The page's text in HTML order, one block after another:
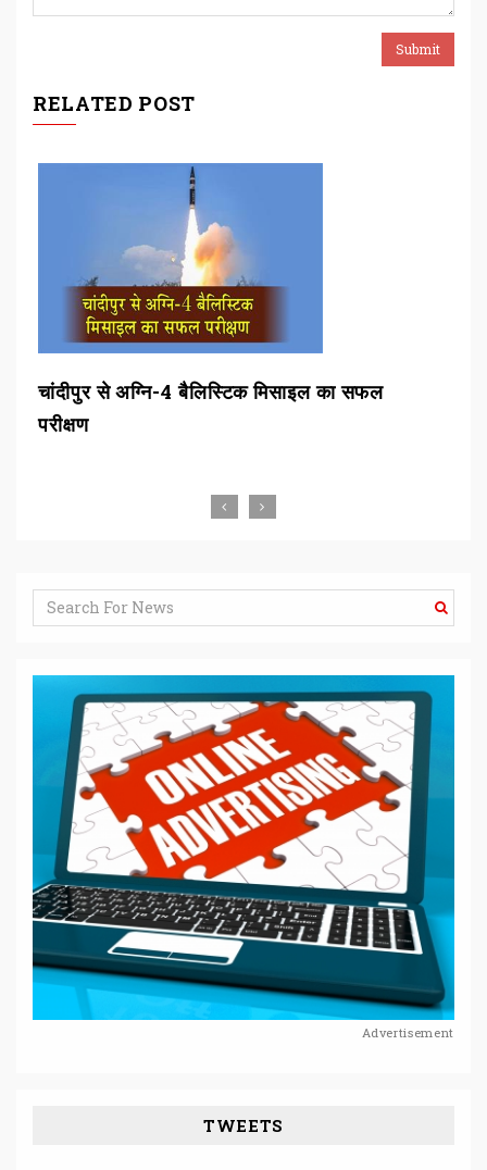
RELATED POST
चांदीपुर से अग्नि-4 बैलिस्टिक मिसाइल का सफल
परीक्षण
Advertisement
TWEETS